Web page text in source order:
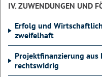
IV. ZUWENDUNGEN UND
Erfolg und
zweifelhaft
Projektfinanzierung aus
rechtswidrig